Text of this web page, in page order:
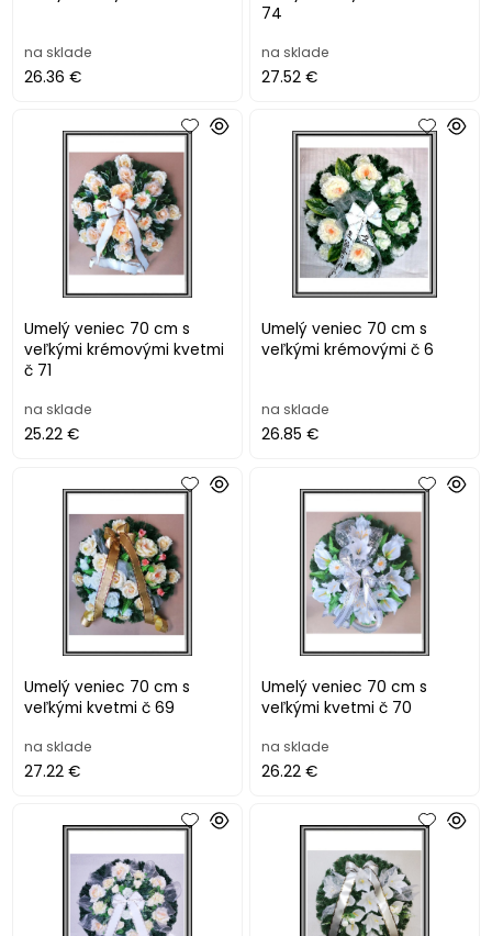
na sklade
26.36 €
74
na sklade
27.52 €
Umelý veniec 70 cm s
veľkými krémovými kvetmi
č 71
na sklade
25.22 €
Umelý veniec 70 cm s
veľkými krémovými č 6
na sklade
26.85 €
Umelý veniec 70 cm s
veľkými kvetmi č 69
na sklade
27.22 €
Umelý veniec 70 cm s
veľkými kvetmi č 70
na sklade
26.22 €